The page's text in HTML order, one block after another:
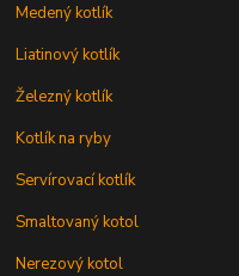
Medený kotlík
Liatinový kotlík
Železný kotlík
Kotlík na ryby
Servírovací kotlík
Smaltovaný kotol
Nerezový kotol